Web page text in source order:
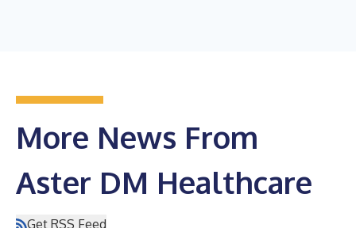
More News From
Aster DM Healthcare
Get RSS Feed